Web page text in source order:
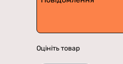
Оцініть товар